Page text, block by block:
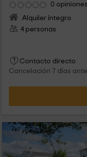
0 opiniones
Alquiler íntegro
4 personas
Contacto directo
Cancelación 7 días